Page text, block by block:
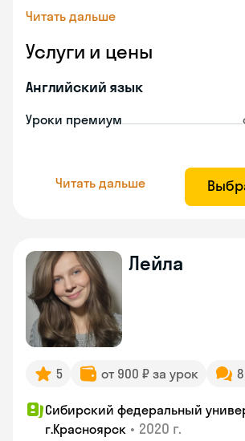
Читать дальше
Услуги и цены
Английский язык
Уроки премиум
Читать дальше
Лейла
5 от 900 ₽ за урок
Сибирский федеральный
г.Красноярск • 2020 г.